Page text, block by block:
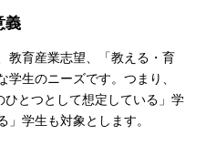
義
教育産業志望、「教える・育
生のニーズです。つまり、
とつとして想定している」学
学生も対象とします。